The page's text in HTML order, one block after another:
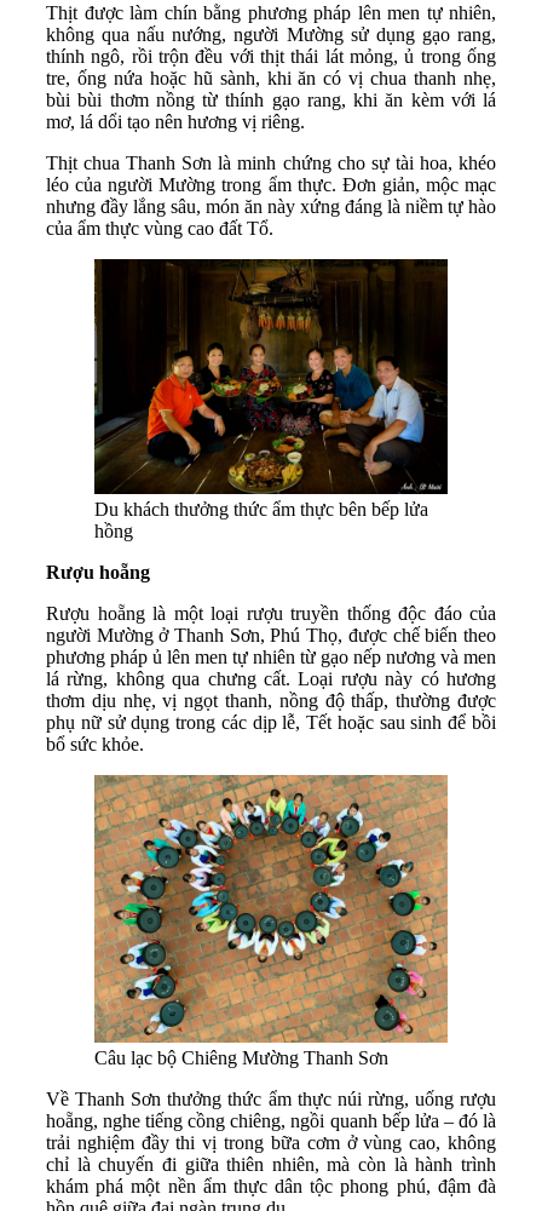
Thịt được làm chín bằng phương pháp lên men tự nhiên,
không qua nấu nướng, người Mường sử dụng gạo rang,
thính ngô, rồi trộn đều với thịt thái lát mỏng, ủ trong ống
tre, ống nứa hoặc hũ sành, khi ăn có vị chua thanh nhẹ,
bùi bùi thơm nồng từ thính gạo rang, khi ăn kèm với lá
mơ, lá dổi tạo nên hương vị riêng.
Thịt chua Thanh Sơn là minh chứng cho sự tài hoa, khéo
léo của người Mường trong ẩm thực. Đơn giản, mộc mạc
nhưng đầy lắng sâu, món ăn này xứng đáng là niềm tự hào
của ẩm thực vùng cao đất Tổ.
Du khách thưởng thức ẩm thực bên bếp lửa
hồng
Rượu hoẵng
Rượu hoẵng là một loại rượu truyền thống độc đáo của
người Mường ở Thanh Sơn, Phú Thọ, được chế biến theo
phương pháp ủ lên men tự nhiên từ gạo nếp nương và men
lá rừng, không qua chưng cất. Loại rượu này có hương
thơm dịu nhẹ, vị ngọt thanh, nồng độ thấp, thường được
phụ nữ sử dụng trong các dịp lễ, Tết hoặc sau sinh để bồi
bổ sức khỏe.
Câu lạc bộ Chiêng Mường Thanh Sơn
Về Thanh Sơn thưởng thức ẩm thực núi rừng, uống rượu
hoẵng, nghe tiếng cồng chiêng, ngồi quanh bếp lửa – đó là
trải nghiệm đầy thi vị trong bữa cơm ở vùng cao, không
chỉ là chuyến đi giữa thiên nhiên, mà còn là hành trình
khám phá một nền ẩm thực dân tộc phong phú, đậm đà